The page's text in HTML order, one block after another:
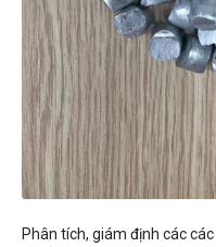
Phân tích, giám định các